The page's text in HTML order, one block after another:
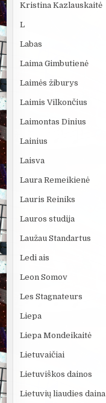
Kristina Kazlauskaitė
L
Labas
Laima Gimbutienė
Laimės žiburys
Laimis Vilkončius
Laimontas Dinius
Lainius
Laisva
Laura Remeikienė
Lauris Reiniks
Lauros studija
Laužau Standartus
Ledi ais
Leon Somov
Les Stagnateurs
Liepa
Liepa Mondeikaitė
Lietuvaičiai
Lietuviškos dainos
Lietuvių liaudies daina